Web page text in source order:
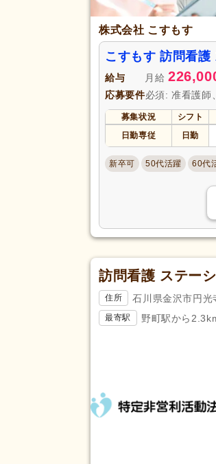
応募資格
社会
主任
看護師
理学
視能
管理
認知
薬剤
臨床
臨床
歯科
サー
完全
育休
株式会社 こすもす
こすもす 訪問看
給与 月給
応募要件必須: 准看護師
募集状況 シフト
日勤専従
日勤
新卒可 50代活躍 60代
訪問看護 ステー
住所 石川県金沢市円
最寄駅 野町駅から